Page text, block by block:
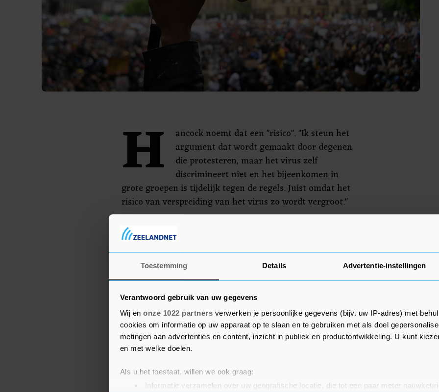
Toestemming Details Advertentie-instellingen
Verantwoord gebruik van uw gegevens
Wij en onze 1022 partners verwerken je persoonlijke gegevens (bijv. uw IP-adres) met
cookies om informatie op uw apparaat op te slaan en te gebruiken met als doel
metingen aan advertenties en content, inzicht in publiek en productontwikkeling. U kunt
en met welke doelen.
Als u het toestaat, willen we ook graag:
Informatie verzamelen over uw geografische locatie, die tot een paar meter
H
ancock noemt dat een "risico". "Ik steun het
argument dat wordt gemaakt door degenen
die protesteren, maar het virus zelf
discrimineert niet en het bijeenkomen in
grote groepen is tijdelijk tegen de regels. Juist omdat het
risico van verspreiding van het virus zo wordt vergroot."
Wereldwijd, ook in Britse steden, gaan mensen de straat
op tegen racisme en politiegeweld. Aanleiding is de dood
van de Amerikaanse zwarte arrestant George Floyd, die
twee weken geleden bezweek na hard optreden door een
blanke politieagent. Zaterdag nog protesteerden
duizenden mensen in het centrum van Londen.